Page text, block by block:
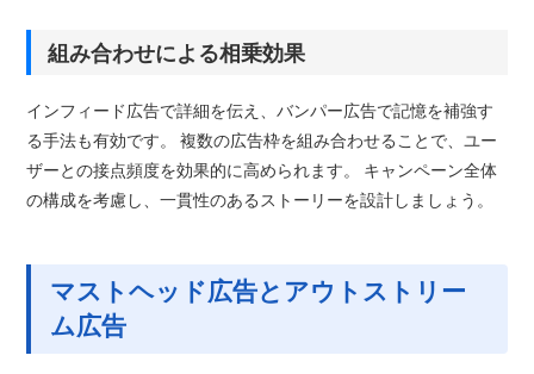
組み合わせによる相乗効果
インフィード広告で詳細を伝え、バンパー広告で記憶を補強す
る手法も有効です。 複数の広告枠を組み合わせることで、ユー
ザーとの接点頻度を効果的に高められます。 キャンペーン全体
の構成を考慮し、一貫性のあるストーリーを設計しましょう。
マストヘッド広告とアウトストリー
ム広告